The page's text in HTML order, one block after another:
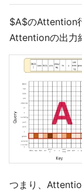
$A$のAttention
Attentionの出力
つまり、